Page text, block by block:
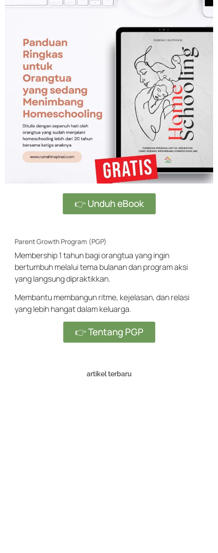
👉 Unduh eBook
Parent Growth Program (PGP)
Membership 1 tahun bagi orangtua yang ingin
bertumbuh melalui tema bulanan dan program aksi
yang langsung dipraktikkan.
Membantu membangun ritme, kejelasan, dan relasi
yang lebih hangat dalam keluarga.
👉 Tentang PGP
artikel terbaru